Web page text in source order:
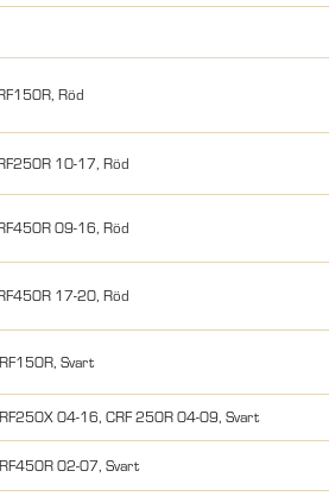
Röd
10-17, Röd
09-16, Röd
17-20, Röd
Svart
04-16, CRF 250R 04-09, Svart
02-07, Svart